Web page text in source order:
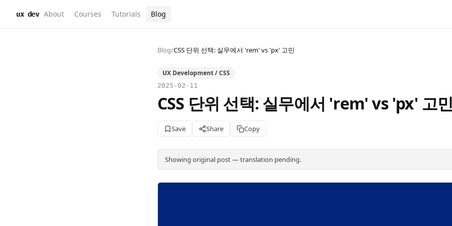
ux dev About Courses Tutorials Blog
Blog/CSS 단위 선택: 실무에서 'rem' vs 'px' 고민
UX Development / CSS
2025-02-11
CSS 단위 선택: 실무에서 'rem' vs 'px' 고
Save Share Copy
Showing original post — translation pending.